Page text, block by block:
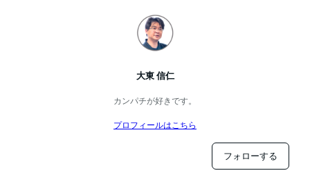
大東 信仁
カンパチが好きです。
プロフィールはこちら
フォローする